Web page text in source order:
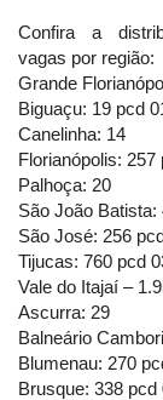
Confira a
vagas por região:
Grande
Biguaçu: 19 pcd
Canelinha: 14
Florianópolis: 257
Palhoça: 20
São João Batista:
São José: 256
Tijucas: 760 pcd
Vale do Itajaí –
Ascurra: 29
Balneário
Blumenau: 270
Brusque: 338 pcd